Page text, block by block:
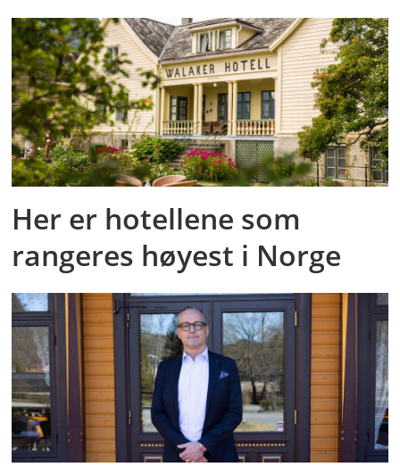
Her er hotellene som
rangeres høyest i Norge